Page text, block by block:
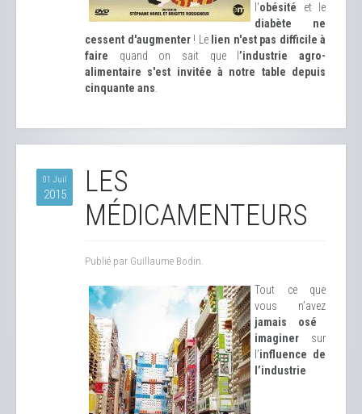
l'obésité et le
diabète ne
cessent d'augmenter! Le lien n'est pas difficile à
faire quand on sait que l’industrie agro-
alimentaire s'est invitée à notre table depuis
cinquante ans
01 Juil
2015
LES
MÉDICAMENTEURS
Publié par Guillaume Bodin.
Tout ce que
vous n’avez
jamais osé
imaginer sur
l’influence de
l’industrie